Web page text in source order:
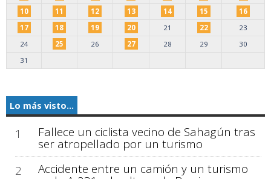
10
11 12 13 14 15
16
17
18 19 20 21 22
23
24
25 26 27 28 29
30
31
Lo más visto...
1 Fallece un ciclista vecino de Sahagún tras
ser atropellado por un turismo
2
Accidente entre un camión y un turismo